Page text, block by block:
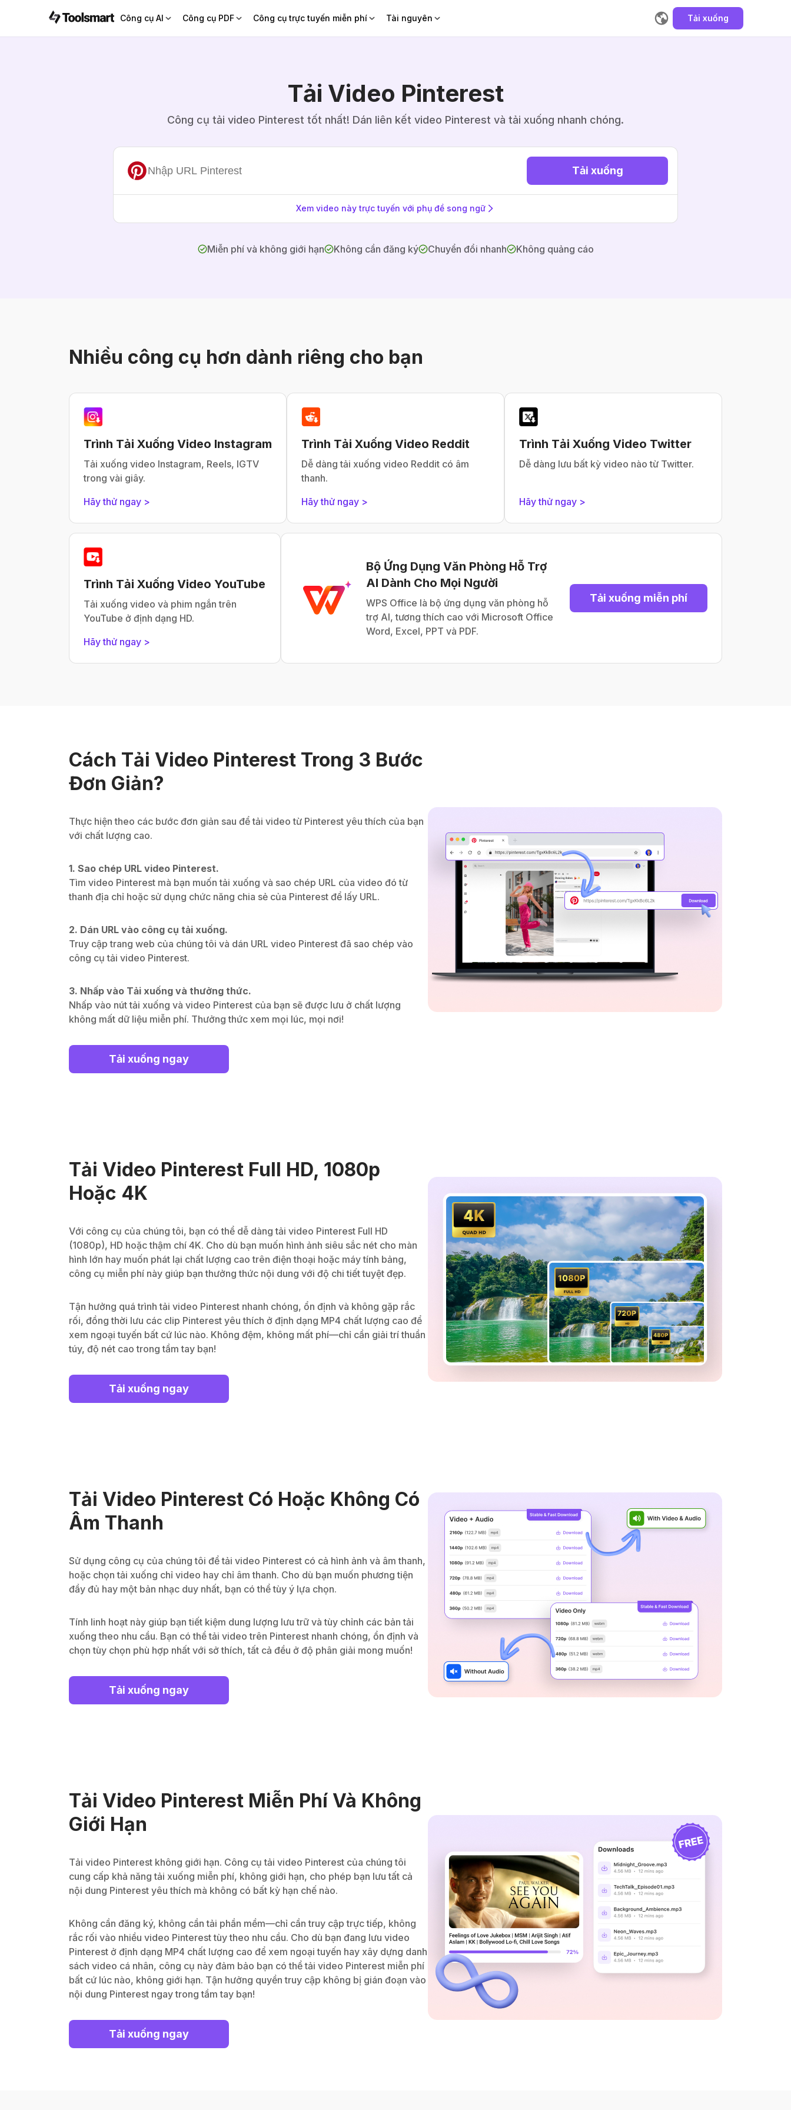
Công cụ AI Công cụ PDF Công cụ trực tuyến miễn phí Tài nguyên Tải xuống
Tải Video Pinterest
Công cụ tải video Pinterest tốt nhất! Dán liên kết video Pinterest và tải xuống nhanh chóng.
Tải xuống
Xem video này trực tuyến với phụ đề song ngữ
Miễn phí và không giới hạn Không cần đăng ký Chuyển đổi nhanh Không quảng cáo
Nhiều công cụ hơn dành riêng cho bạn
Trình Tải Xuống Video Instagram
Tải xuống video Instagram, Reels, IGTV
trong vài giây.
Hãy thử ngay >
Trình Tải Xuống Video Reddit
Dễ dàng tải xuống video Reddit có âm
thanh.
Hãy thử ngay >
Trình Tải Xuống Video Twitter
Dễ dàng lưu bất kỳ video nào từ Twitter.
Hãy thử ngay >
Trình Tải Xuống Video YouTube
Tải xuống video và phim ngắn trên
YouTube ở định dạng HD.
Hãy thử ngay >
Bộ Ứng Dụng Văn Phòng Hỗ Trợ
AI Dành Cho Mọi Người
WPS Office là bộ ứng dụng văn phòng hỗ
trợ AI, tương thích cao với Microsoft Office
Word, Excel, PPT và PDF.
Tải xuống miễn phí
Cách Tải Video Pinterest Trong 3 Bước
Đơn Giản?
Thực hiện theo các bước đơn giản sau để tải video từ Pinterest yêu thích của bạn
với chất lượng cao.
1. Sao chép URL video Pinterest.
Tìm video Pinterest mà bạn muốn tải xuống và sao chép URL của video đó từ
thanh địa chỉ hoặc sử dụng chức năng chia sẻ của Pinterest để lấy URL.
2. Dán URL vào công cụ tải xuống.
Truy cập trang web của chúng tôi và dán URL video Pinterest đã sao chép vào
công cụ tải video Pinterest.
3. Nhấp vào Tải xuống và thưởng thức.
Nhấp vào nút tải xuống và video Pinterest của bạn sẽ được lưu ở chất lượng
không mất dữ liệu miễn phí. Thưởng thức xem mọi lúc, mọi nơi!
Tải xuống ngay
Tải Video Pinterest Full HD, 1080p
Hoặc 4K
Với công cụ của chúng tôi, bạn có thể dễ dàng tải video Pinterest Full HD
(1080p), HD hoặc thậm chí 4K. Cho dù bạn muốn hình ảnh siêu sắc nét cho màn
hình lớn hay muốn phát lại chất lượng cao trên điện thoại hoặc máy tính bảng,
công cụ miễn phí này giúp bạn thưởng thức nội dung với độ chi tiết tuyệt đẹp.
Tận hưởng quá trình tải video Pinterest nhanh chóng, ổn định và không gặp rắc
rối, đồng thời lưu các clip Pinterest yêu thích ở định dạng MP4 chất lượng cao để
xem ngoại tuyến bất cứ lúc nào. Không đệm, không mất phí—chỉ cần giải trí thuần
túy, độ nét cao trong tầm tay bạn!
Tải xuống ngay
Tải Video Pinterest Có Hoặc Không Có
Âm Thanh
Sử dụng công cụ của chúng tôi để tải video Pinterest có cả hình ảnh và âm thanh,
hoặc chọn tải xuống chỉ video hay chỉ âm thanh. Cho dù bạn muốn phương tiện
đầy đủ hay một bản nhạc duy nhất, bạn có thể tùy ý lựa chọn.
Tính linh hoạt này giúp bạn tiết kiệm dung lượng lưu trữ và tùy chỉnh các bản tải
xuống theo nhu cầu. Bạn có thể tải video trên Pinterest nhanh chóng, ổn định và
chọn tùy chọn phù hợp nhất với sở thích, tất cả đều ở độ phân giải mong muốn!
Tải xuống ngay
Tải Video Pinterest Miễn Phí Và Không
Giới Hạn
Tải video Pinterest không giới hạn. Công cụ tải video Pinterest của chúng tôi
cung cấp khả năng tải xuống miễn phí, không giới hạn, cho phép bạn lưu tất cả
nội dung Pinterest yêu thích mà không có bất kỳ hạn chế nào.
Không cần đăng ký, không cần tải phần mềm—chỉ cần truy cập trực tiếp, không
rắc rối vào nhiều video Pinterest tùy theo nhu cầu. Cho dù bạn đang lưu video
Pinterest ở định dạng MP4 chất lượng cao để xem ngoại tuyến hay xây dựng danh
sách video cá nhân, công cụ này đảm bảo bạn có thể tải video Pinterest miễn phí
bất cứ lúc nào, không giới hạn. Tận hưởng quyền truy cập không bị gián đoạn vào
nội dung Pinterest ngay trong tầm tay bạn!
Tải xuống ngay